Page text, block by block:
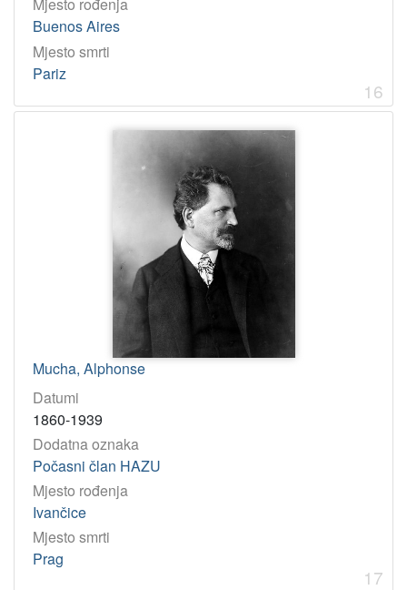
Mjesto rođenja
Buenos Aires
Mjesto smrti
Pariz
16
Mucha, Alphonse
Datumi
1860-1939
Dodatna oznaka
Počasni član HAZU
Mjesto rođenja
Ivančice
Mjesto smrti
Prag
17